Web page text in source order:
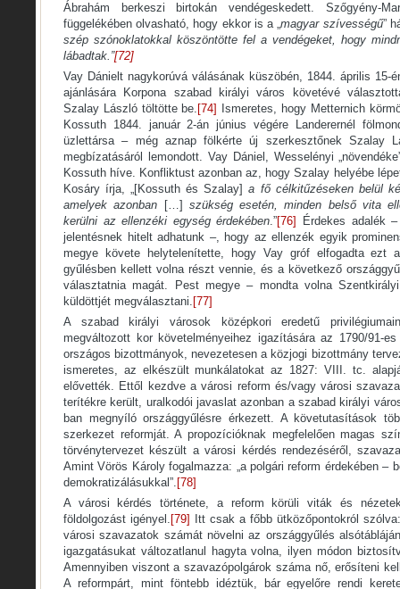
Ábrahám berkeszi birtokán vendégeskedett. Szőgyény-
függelékében olvasható, hogy ekkor is a „magyar szívességű”
szép szónoklatokkal köszöntötte fel a vendégeket, hogy
lábadtak.”[72]
Vay Dánielt nagykorúvá válásának küszöbén, 1844. április 15-
ajánlására Korpona szabad királyi város követévé
Szalay László töltötte be. [74]
Ismeretes, hogy Metternich
Kossuth 1844. január 2-án június végére Landerernél
üzlettársa – még aznap fölkérte új szerkesztőnek Szalay
megbízatásáról lemondott. Vay Dániel, Wesselényi
Kossuth híve. Konfliktust azonban az, hogy Szalay helyébe
Kosáry írja, „[Kossuth és Szalay] a fő célkitűzéseken belül
amelyek azonban
[…] szükség esetén, minden belső vita
kerülni az ellenzéki egység érdekében.”[76]
Érdekes adalék
jelentésnek hitelt adhatunk –, hogy az ellenzék egyik
megye követe helytelenítette, hogy Vay gróf elfogadta ezt
gyűlésben kellett volna részt vennie, és a következő
választatnia magát. Pest megye ­– mondta volna
küldöttjét megválasztani. [77]
A szabad királyi városok középkori eredetű
megváltozott kor követelményeihez igazítására az 1790/91-
országos bizottmányok, nevezetesen a közjogi bizottmány
ismeretes, az elkészült munkálatokat az 1827: VIII. tc.
elővették. Ettől kezdve a városi reform és/vagy városi
terítékre került, uralkodói javaslat azonban a szabad királyi
ban megnyíló országgyűlésre érkezett. A követutasítások
szerkezet reformját. A propozícióknak megfelelően magas
törvénytervezet készült a városi kérdés rendezéséről,
Amint Vörös Károly fogalmazza: „a polgári reform érdekében –
demokratizálásukkal”. [78]
A városi kérdés története, a reform körüli viták és
földolgozást igényel. [79]
Itt csak a főbb ütközőpontokról
városi szavazatok számát növelni az országgyűlés
igazgatásukat változatlanul hagyta volna, ilyen módon
Amennyiben viszont a szavazópolgárok száma nő, erősíteni
A reformpárt, mint föntebb idéztük, bár egyelőre rendi